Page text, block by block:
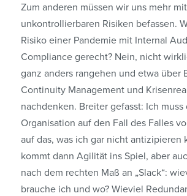
Zum anderen müssen wir uns mehr
unkontrollierbaren Risiken befassen.
Risiko einer Pandemie mit Internal
Compliance gerecht? Nein, nicht
ganz anders rangehen und etwa über
Continuity Management und
nachdenken. Breiter gefasst: Ich muss
Organisation auf den Fall des Falles
auf das, was ich gar nicht antizipieren
kommt dann Agilität ins Spiel, aber
nach dem rechten Maß an „Slack“:
brauche ich und wo? Wieviel